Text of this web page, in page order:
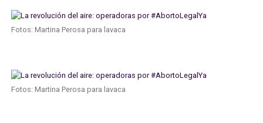
Fotos: Martina Perosa para lavaca
Fotos: Martina Perosa para lavaca